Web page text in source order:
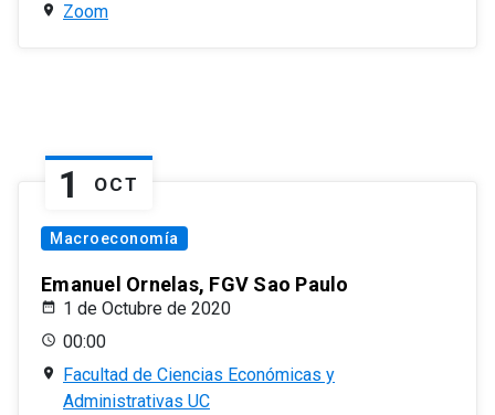
Zoom
1 OCT
Macroeconomía
Emanuel Ornelas, FGV Sao Paulo
1 de Octubre de 2020
00:00
Facultad de Ciencias Económicas y
Administrativas UC